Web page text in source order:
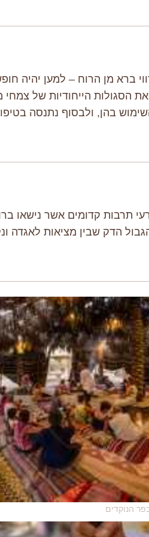
ברא מן הרוח – למען יהיה
הסגולות הייחודיות של
בהן, ולבסוף נתנסה
תרבות קדומים אשר נישאו
הדק שבין מציאות לאגדה
הנוקדים